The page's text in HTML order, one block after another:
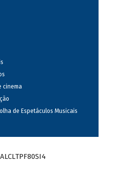
cinema
de Espetáculos Musicais